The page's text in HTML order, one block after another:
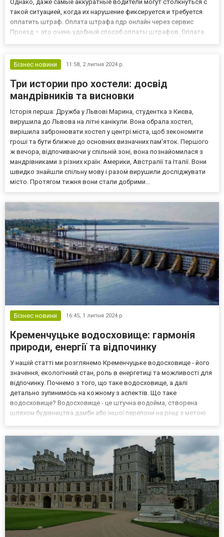
Однако, даже самые аккуратные водители могут столкнуться с
такой ситуацией, когда их нарушение фиксируется и требуется
оплатить штраф. Оплата штрафа пдр онлайн через сервис
Проезд – это очень удобный способ оплаты штрафов. Оплата
характера...
Бізнес новини 11:58, 2 липня 2024 р.
Три истории про хостели: досвід
мандрівників та висновки
Історія перша: Дружба у Львові Марина, студентка з Києва,
вирушила до Львова на літні канікули. Вона обрала хостел,
вирішила забронювати хостел у центрі міста, щоб зекономити
гроші та бути ближче до основних визначних пам'яток. Першого
ж вечора, відпочиваючи у спільній зоні, вона познайомилася з
мандрівниками з різних країн: Америки, Австралії та Італії. Вони
швидко знайшли спільну мову і разом вирушили досліджувати
місто. Протягом тижня вони стали добрими...
Бізнес новини 16:45, 1 липня 2024 р.
Кременчуцьке водосховище: гармонія
природи, енергії та відпочинку
У нашій статті ми розглянемо Кременчуцьке водосховище - його
значення, екологічний стан, роль в енергетиці та можливості для
відпочинку. Почнемо з того, що таке водосховище, а далі
детально зупинимось на кожному з аспектів. Що таке
водосховище? Водосховище - це штучна водойма, створена
шляхом будівництва дамби або іншої перепони на річці з метою